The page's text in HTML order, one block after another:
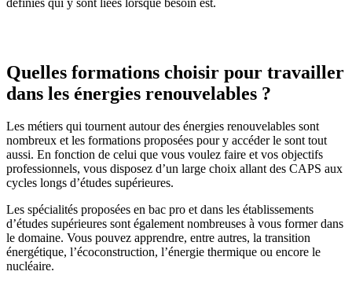
Quelles formations choisir pour travailler
dans les énergies renouvelables ?
Les métiers qui tournent autour des énergies renouvelables sont
nombreux et les formations proposées pour y accéder le sont tout
aussi. En fonction de celui que vous voulez faire et vos objectifs
professionnels, vous disposez d’un large choix allant des CAPS aux
cycles longs d’études supérieures.
Les spécialités proposées en bac pro et dans les établissements
d’études supérieures sont également nombreuses à vous former dans
le domaine. Vous pouvez apprendre, entre autres, la transition
énergétique, l’écoconstruction, l’énergie thermique ou encore le
nucléaire.